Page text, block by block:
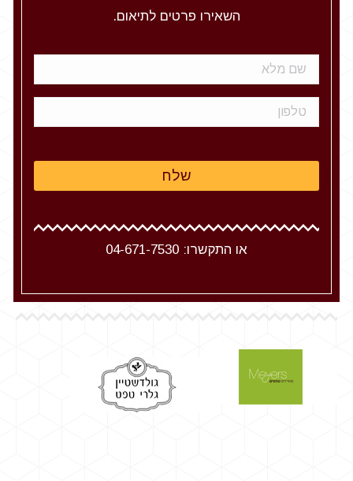
השאירו פרטים לתיאום.
או התקשרו: 04-671-7530